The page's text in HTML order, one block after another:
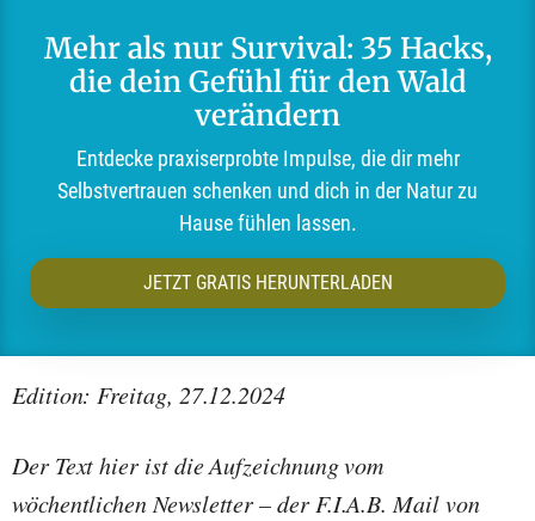
Mehr als nur Survival: 35 Hacks,
die dein Gefühl für den Wald
verändern
Entdecke praxiserprobte Impulse, die dir mehr
Selbstvertrauen schenken und dich in der Natur zu
Hause fühlen lassen.
JETZT GRATIS HERUNTERLADEN
Edition: Freitag, 27.12.2024
Der Text hier ist die Aufzeichnung vom
wöchentlichen Newsletter – der F.I.A.B. Mail von